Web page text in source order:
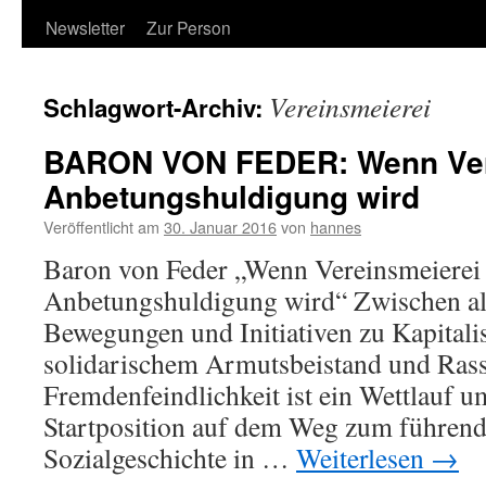
Newsletter
Zur Person
Schlagwort-Archiv: Vereinsmeierei
BARON VON FEDER: Wenn
Anbetungshuldigung wird
Veröffentlicht am 30. Januar 2016von hannes
Baron von Feder „Wenn
Anbetungshuldigung wird“ Zwischen
Bewegungen und Initiativen zu
solidarischem Armutsbeistand und
Fremdenfeindlichkeit ist ein Wettlauf
Startposition auf dem Weg zum
Sozialgeschichte in … Weiterlesen →